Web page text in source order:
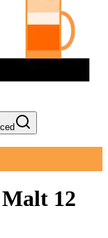
12